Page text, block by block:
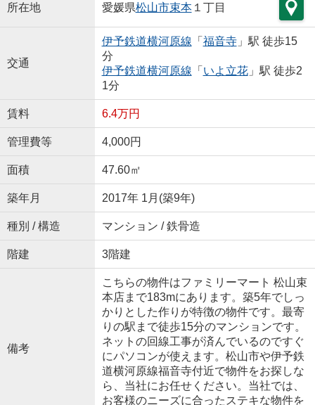
所在地 愛媛県松山市束本１丁目
交通
伊予鉄道横河原線 「 福音寺」駅 徒歩15
分
伊予鉄道横河原線 「 いよ立花」駅 徒歩2
1分
賃料 6.4万円
管理費等 4,000円
面積 47.60㎡
築年月 2017年 1月(築9年)
種別 / 構造 マンション / 鉄骨造
階建 3階建
備考
こちらの物件はファミリーマート 松山束
本店まで183mにあります。築5年でしっ
かりとした作りが特徴の物件です。最寄
りの駅まで徒歩15分のマンションです。
ネットの回線工事が済んでいるのですぐ
にパソコンが使えます。松山市や伊予鉄
道横河原線福音寺付近で物件をお探しな
ら、当社にお任せください。当社では、
お客様のニーズに合ったステキな物件を